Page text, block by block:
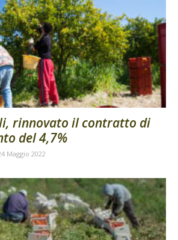
rinnovato il contratto di
del 4,7%
Maggio 2022